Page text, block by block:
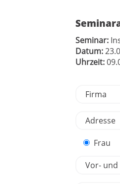
Seminar:
Datum:
Uhrzeit:
Frau